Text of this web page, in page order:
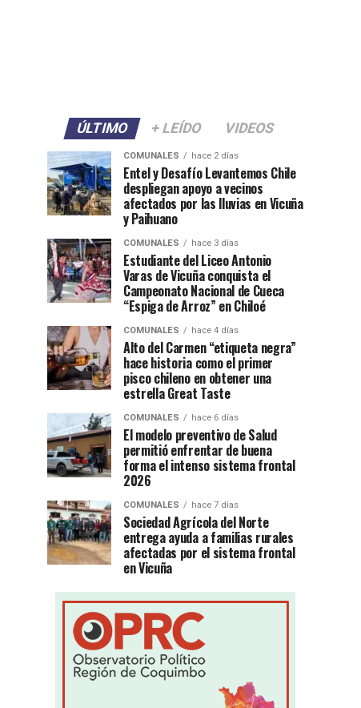
ÚLTIMO + LEÍDO VIDEOS
COMUNALES hace 2 días
Entel y Desafío Levantemos Chile
despliegan apoyo a vecinos
afectados por las lluvias en Vicuña
y Paihuano
COMUNALES hace 3 días
Estudiante del Liceo Antonio
Varas de Vicuña conquista el
Campeonato Nacional de Cueca
“Espiga de Arroz” en Chiloé
COMUNALES hace 4 días
Alto del Carmen “etiqueta negra”
hace historia como el primer
pisco chileno en obtener una
estrella Great Taste
COMUNALES hace 6 días
El modelo preventivo de Salud
permitió enfrentar de buena
forma el intenso sistema frontal
2026
COMUNALES hace 7 días
Sociedad Agrícola del Norte
entrega ayuda a familias rurales
afectadas por el sistema frontal
en Vicuña